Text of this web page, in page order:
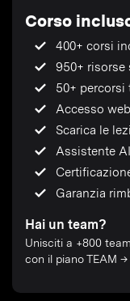
Corso
400+ corsi
950+ risorse
50+ percorsi
Accesso
Scarica le
Assistente AI
Garanzia
Hai un team?
Unisciti a +800
con il piano TEAM →